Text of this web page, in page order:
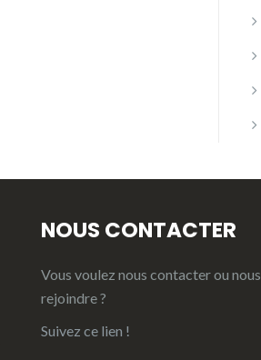
NOUS CONTACTER
Vous voulez nous contacter ou nous
rejoindre ?
Suivez ce lien !